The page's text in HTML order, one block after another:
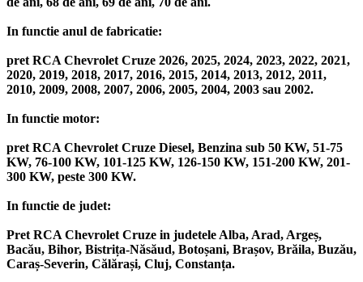
In functie anul de fabricatie:
pret RCA Chevrolet Cruze 2026, 2025, 2024, 2023, 2022, 2021,
2020, 2019, 2018, 2017, 2016, 2015, 2014, 2013, 2012, 2011,
2010, 2009, 2008, 2007, 2006, 2005, 2004, 2003 sau 2002.
In functie motor:
pret RCA Chevrolet Cruze Diesel, Benzina sub 50 KW, 51-75
KW, 76-100 KW, 101-125 KW, 126-150 KW, 151-200 KW, 201-
300 KW, peste 300 KW.
In functie de judet:
Pret RCA Chevrolet Cruze in judetele Alba, Arad, Argeș,
Bacău, Bihor, Bistrița-Năsăud, Botoșani, Brașov, Brăila, Buzău,
Caraș-Severin, Călărași, Cluj, Constanța.